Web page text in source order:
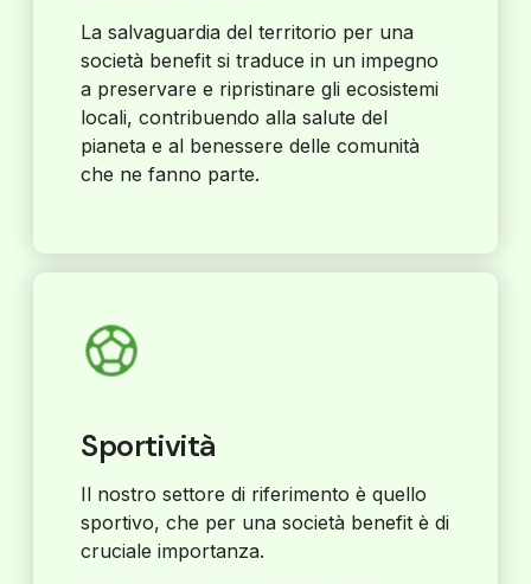
La salvaguardia del territorio per una
società benefit si traduce in un impegno
a preservare e ripristinare gli ecosistemi
locali, contribuendo alla salute del
pianeta e al benessere delle comunità
che ne fanno parte.
Sportività
Il nostro settore di riferimento è quello
sportivo, che per una società benefit è di
cruciale importanza.